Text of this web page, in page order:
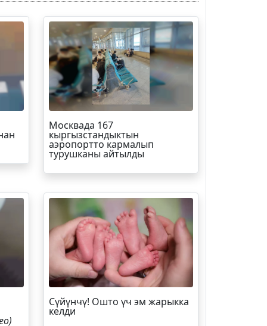
Москвада 167
кыргызстандыктын
аэропортто кармалып
турушканы айтылды
Сүйүнчү! Ошто үч эм жарыкка
келди